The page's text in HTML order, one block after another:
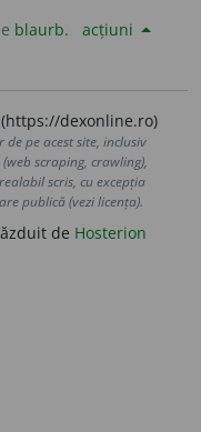
blaurb. acțiuni
dexonline.ro)
pe acest site, inclusiv
scraping, crawling),
scris, cu excepția
publică (vezi licența).
de Hosterion